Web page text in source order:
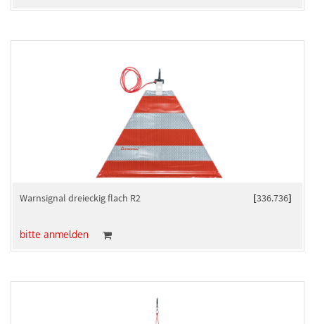
[336.736]
Warnsignal dreieckig flach R2
bitte anmelden